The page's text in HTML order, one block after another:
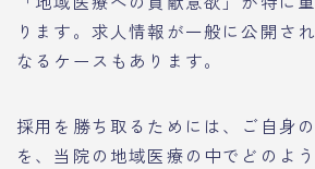
ります。求人情報が一般に公開さ
なるケースもあります。
採用を勝ち取るためには、ご自身
を、当院の地域医療の中でどのよ